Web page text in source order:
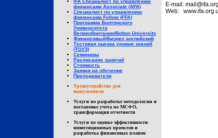
IFA Специалист по управлению
финансами Associate (AFA)
Специалист по управлению
финансами Fellow (FFA)
Программа Болтонского
Университета
Великобритании/Bolton University
Финансовый/Бизнес английский
Тестовая оценка уровня знаний
(ТОУЗ)
Семинары
Расписание занятий
Стоимость
Заявки на обучение
Преподаватели
Трудоустройство для
выпускников
Услуги по разработке методологии и
постановке учета по МСФО,
трансформация отчетности
Услуги по оценке эффективности
инвестиционных проектов и
разработка финансовых планов
E-mail:
Web: